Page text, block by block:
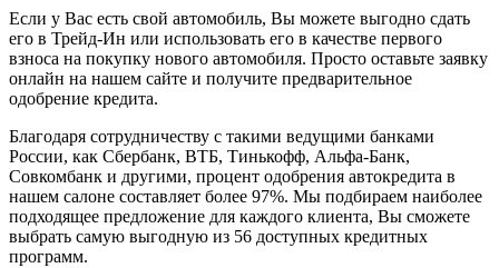
Если у Вас есть свой автомобиль, Вы можете выгодно сдать
его в Трейд-Ин или использовать его в качестве первого
взноса на покупку нового автомобиля. Просто оставьте заявку
онлайн на нашем сайте и получите предварительное
одобрение кредита.
Благодаря сотрудничеству с такими ведущими банками
России, как Сбербанк, ВТБ, Тинькофф, Альфа-Банк,
Совкомбанк и другими, процент одобрения автокредита в
нашем салоне составляет более 97%. Мы подбираем наиболее
подходящее предложение для каждого клиента, Вы сможете
выбрать самую выгодную из 56 доступных кредитных
программ.